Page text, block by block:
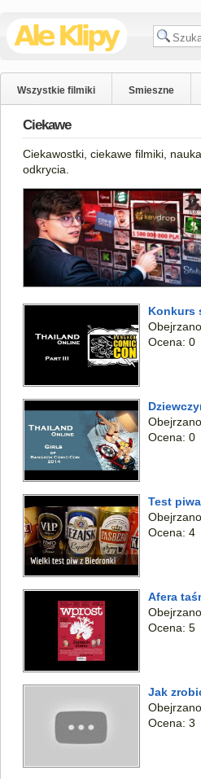
Wszystkie filmiki Smieszne
Ciekawe
Ciekawostki, ciekawe filmiki,
odkrycia.
Konkurs
Ocena: 0
Ocena: 0
Test
Ocena: 4
Afera
Ocena: 5
Jak
Ocena: 3